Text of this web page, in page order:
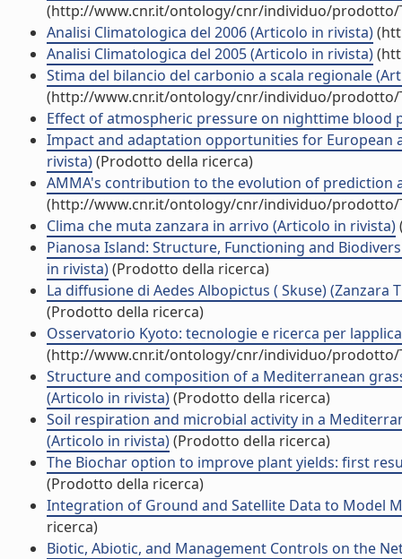
(http://www.cnr.it/ontology/cnr/individuo/prodotto/
Analisi Climatologica del 2006 (Articolo in rivista)
Analisi Climatologica del 2005 (Articolo in rivista)
Stima del bilancio del carbonio a scala regionale
(http://www.cnr.it/ontology/cnr/individuo/prodotto/
Effect of atmospheric pressure on nighttime blood
Impact and adaptation opportunities for European
rivista)(Prodotto della ricerca)
AMMA's contribution to the evolution of prediction
(http://www.cnr.it/ontology/cnr/individuo/prodotto/
Clima che muta zanzara in arrivo (Articolo in rivista)
Pianosa Island: Structure, Functioning and
in rivista)(Prodotto della ricerca)
La diffusione di Aedes Albopictus ( Skuse)
(Prodotto della ricerca)
Osservatorio Kyoto: tecnologie e ricerca per
(http://www.cnr.it/ontology/cnr/individuo/prodotto/
Structure and composition of a Mediterranean
(Articolo in rivista)(Prodotto della ricerca)
Soil respiration and microbial activity in a
(Articolo in rivista)(Prodotto della ricerca)
The Biochar option to improve plant yields: first
(Prodotto della ricerca)
Integration of Ground and Satellite Data to Model
ricerca)
Biotic, Abiotic, and Management Controls on the